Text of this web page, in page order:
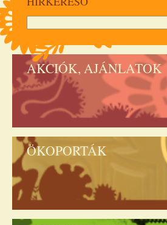
AKCIÓK, AJÁNLATOK
ÖKOPORTÁK